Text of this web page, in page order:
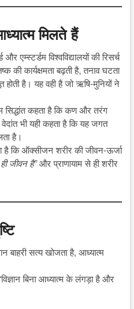
मिलते हैं
और एम्स्टर्डम विश्वविद्यालयों की रिसर्च
की कार्यक्षमता बढ़ती है, तनाव घटता
होती है। यह वही है जो ऋषि-मुनियों ने
सिद्धांत कहता है कि कण और तरंग
भी यही कहता है कि यह जगत
है।
है कि ऑक्सीजन शरीर की जीवन-ऊर्जा
जीवन है”और प्राणायाम से ही शरीर
बाहरी सत्य खोजता है, आध्यात्म
बिना आध्यात्म के लंगड़ा है और